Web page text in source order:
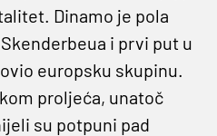
Dinamo je pola
i prvi put u
europsku skupinu.
proljeća, unatoč
su potpuni pad